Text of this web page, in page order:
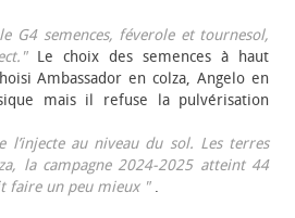
G4 semences, féverole et tournesol,
Le choix des semences à haut
Ambassador en colza, Angelo en
mais il refuse la pulvérisation
l’injecte au niveau du sol. Les terres
la campagne 2024-2025 atteint 44
faire un peu mieux ".